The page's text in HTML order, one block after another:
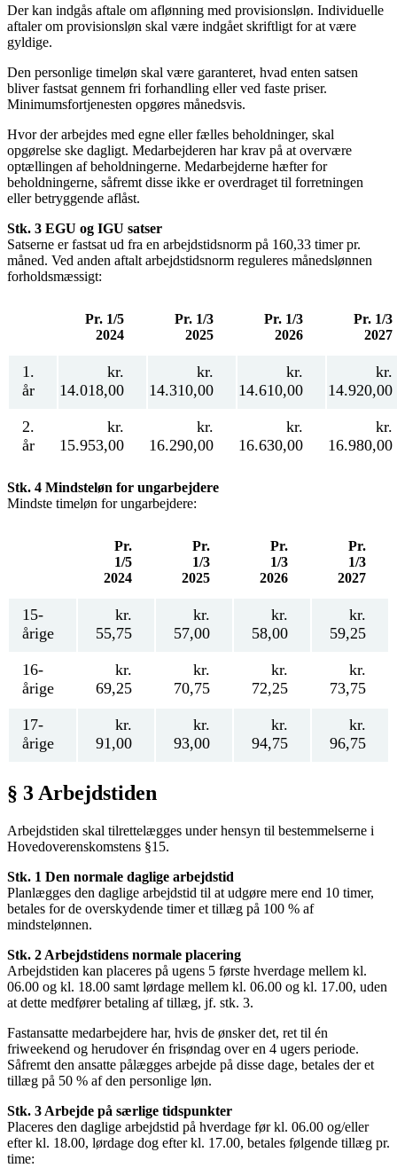
Der kan indgås aftale om aflønning med provisionsløn. Individuelle
aftaler om provisionsløn skal være indgået skriftligt for at være
gyldige.
Den personlige timeløn skal være garanteret, hvad enten satsen
bliver fastsat gennem fri forhandling eller ved faste priser.
Minimumsfortjenesten opgøres månedsvis.
Hvor der arbejdes med egne eller fælles beholdninger, skal
opgørelse ske dagligt. Medarbejderen har krav på at overvære
optællingen af beholdningerne. Medarbejderne hæfter for
beholdningerne, såfremt disse ikke er overdraget til forretningen
eller betryggende aflåst.
Stk. 3 EGU og IGU satser
Satserne er fastsat ud fra en arbejdstidsnorm på 160,33 timer pr.
måned. Ved anden aftalt arbejdstidsnorm reguleres månedslønnen
forholdsmæssigt:
Pr. 1/5
2024
Pr. 1/3
2025
Pr. 1/3
2026
Pr. 1/3
2027
1.
år
kr.
14.018,00
kr.
14.310,00
kr.
14.610,00
kr.
14.920,00
2.
år
kr.
15.953,00
kr.
16.290,00
kr.
16.630,00
kr.
16.980,00
Stk. 4 Mindsteløn for ungarbejdere
Mindste timeløn for ungarbejdere:
Pr.
1/5
2024
Pr.
1/3
2025
Pr.
1/3
2026
Pr.
1/3
2027
15-
årige
kr.
55,75
kr.
57,00
kr.
58,00
kr.
59,25
16-
årige
kr.
69,25
kr.
70,75
kr.
72,25
kr.
73,75
17-
årige
kr.
91,00
kr.
93,00
kr.
94,75
kr.
96,75
§ 3 Arbejdstiden
Arbejdstiden skal tilrettelægges under hensyn til bestemmelserne i
Hovedoverenskomstens §15.
Stk. 1 Den normale daglige arbejdstid
Planlægges den daglige arbejdstid til at udgøre mere end 10 timer,
betales for de overskydende timer et tillæg på 100 % af
mindstelønnen.
Stk. 2 Arbejdstidens normale placering
Arbejdstiden kan placeres på ugens 5 første hverdage mellem kl.
06.00 og kl. 18.00 samt lørdage mellem kl. 06.00 og kl. 17.00, uden
at dette medfører betaling af tillæg, jf. stk. 3.
Fastansatte medarbejdere har, hvis de ønsker det, ret til én
friweekend og herudover én frisøndag over en 4 ugers periode.
Såfremt den ansatte pålægges arbejde på disse dage, betales der et
tillæg på 50 % af den personlige løn.
Stk. 3 Arbejde på særlige tidspunkter
Placeres den daglige arbejdstid på hverdage før kl. 06.00 og/eller
efter kl. 18.00, lørdage dog efter kl. 17.00, betales følgende tillæg pr.
time: